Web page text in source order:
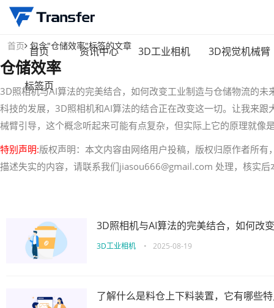
首页 资讯中心 3D工业相机 3D视觉机械臂
标签页
首页 包含"仓储效率"标签的文章
仓储效率
3D照相机与AI算法的完美结合，如何改变工业制造与仓储物流的
科技的发展，3D照相机和AI算法的结合正在改变这一切。让我来
械臂引导，这个概念听起来可能有点复杂，但实际上它的原理就像
特别声明:版权声明：本文内容由网络用户投稿，版权归原作者所
描述失实的内容，请联系我们jiasou666@gmail.com 处理，核实
3D照相机与AI算法的完美结合，如何改
3D工业相机 • 2025-08-19
了解什么是料仓上下料装置，它有哪些